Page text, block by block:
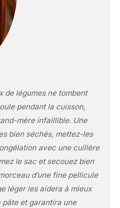
de légumes ne tombent
pendant la cuisson,
mère infaillible. Une
bien séchés, mettez-les
avec une cuillère
le sac et secouez bien
d’une fine pellicule
léger les aidera à mieux
pâte et garantira une